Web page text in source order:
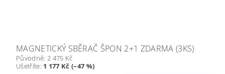
MAGNETICKÝ SBĚRAČ ŠPON 2+1 ZDARMA (3KS)
Původně: 2 475 Kč
Ušetříte: 1 177 Kč (–47 %)